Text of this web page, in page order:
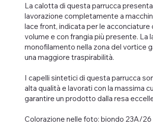
La calotta di questa parrucca
lavorazione completamente a
lace front, indicata per le acconciature
volume e con frangia più presente. La
monofilamento nella zona del vortice
una maggiore traspirabilità.
I capelli sintetici di questa parrucca
alta qualità e lavorati con la massima
garantire un prodotto dalla resa
Colorazione nelle foto: biondo 23A/26